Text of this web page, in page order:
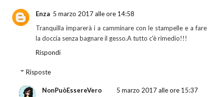
Enza 5 marzo 2017 alle ore 14:58
Tranquilla imparerà i a camminare con le stampelle e a fare
la doccia senza bagnare il gesso.A tutto c'è rimedio!!!
Rispondi
Risposte
NonPuòEssereVero
5 marzo 2017 alle ore 15:37